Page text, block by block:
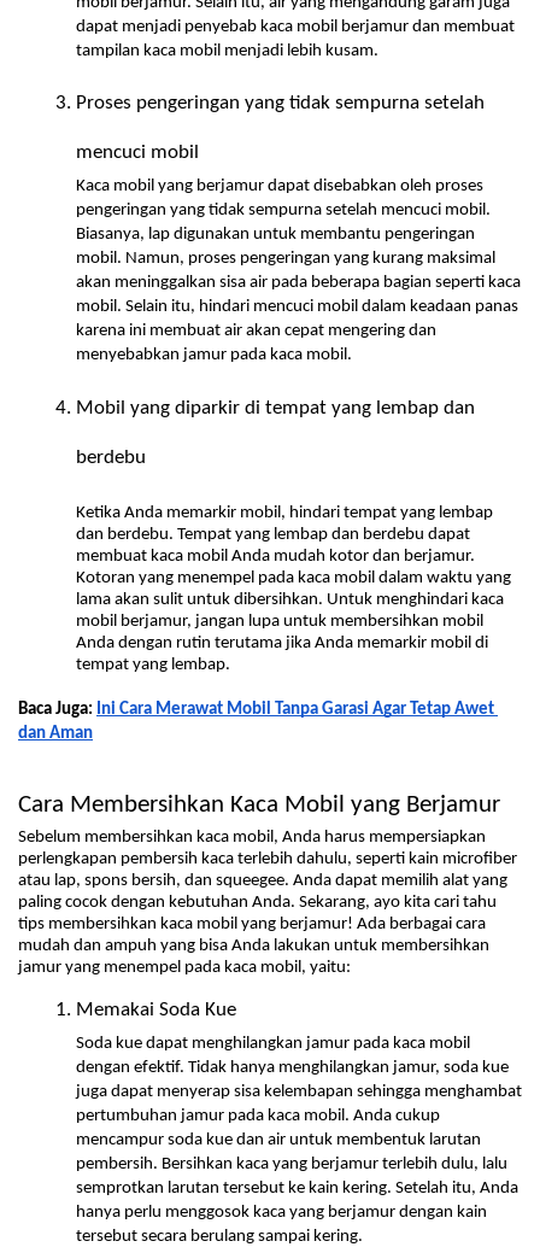
dapat menjadi penyebab kaca mobil berjamur dan membuat
tampilan kaca mobil menjadi lebih kusam.
Proses pengeringan yang tidak sempurna setelah
mencuci mobil
Kaca mobil yang berjamur dapat disebabkan oleh proses
pengeringan yang tidak sempurna setelah mencuci mobil.
Biasanya, lap digunakan untuk membantu pengeringan
mobil. Namun, proses pengeringan yang kurang maksimal
akan meninggalkan sisa air pada beberapa bagian seperti kaca
mobil. Selain itu, hindari mencuci mobil dalam keadaan panas
karena ini membuat air akan cepat mengering dan
menyebabkan jamur pada kaca mobil.
Mobil yang diparkir di tempat yang lembap dan
berdebu
Ketika Anda memarkir mobil, hindari tempat yang lembap
dan berdebu. Tempat yang lembap dan berdebu dapat
membuat kaca mobil Anda mudah kotor dan berjamur.
Kotoran yang menempel pada kaca mobil dalam waktu yang
lama akan sulit untuk dibersihkan. Untuk menghindari kaca
mobil berjamur, jangan lupa untuk membersihkan mobil
Anda dengan rutin terutama jika Anda memarkir mobil di
tempat yang lembap.
Baca Juga: Ini Cara Merawat Mobil Tanpa Garasi Agar Tetap Awet
dan Aman
Cara Membersihkan Kaca Mobil yang Berjamur
Sebelum membersihkan kaca mobil, Anda harus mempersiapkan
perlengkapan pembersih kaca terlebih dahulu, seperti kain microfiber
atau lap, spons bersih, dan squeegee. Anda dapat memilih alat yang
paling cocok dengan kebutuhan Anda. Sekarang, ayo kita cari tahu
tips membersihkan kaca mobil yang berjamur! Ada berbagai cara
mudah dan ampuh yang bisa Anda lakukan untuk membersihkan
jamur yang menempel pada kaca mobil, yaitu:
Memakai Soda Kue
Soda kue dapat menghilangkan jamur pada kaca mobil
dengan efektif. Tidak hanya menghilangkan jamur, soda kue
juga dapat menyerap sisa kelembapan sehingga menghambat
pertumbuhan jamur pada kaca mobil. Anda cukup
mencampur soda kue dan air untuk membentuk larutan
pembersih. Bersihkan kaca yang berjamur terlebih dulu, lalu
semprotkan larutan tersebut ke kain kering. Setelah itu, Anda
hanya perlu menggosok kaca yang berjamur dengan kain
tersebut secara berulang sampai kering.